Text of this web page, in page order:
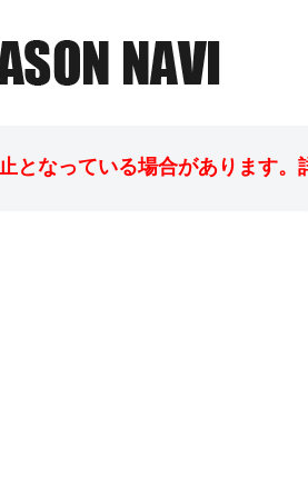
なっている場合があります。